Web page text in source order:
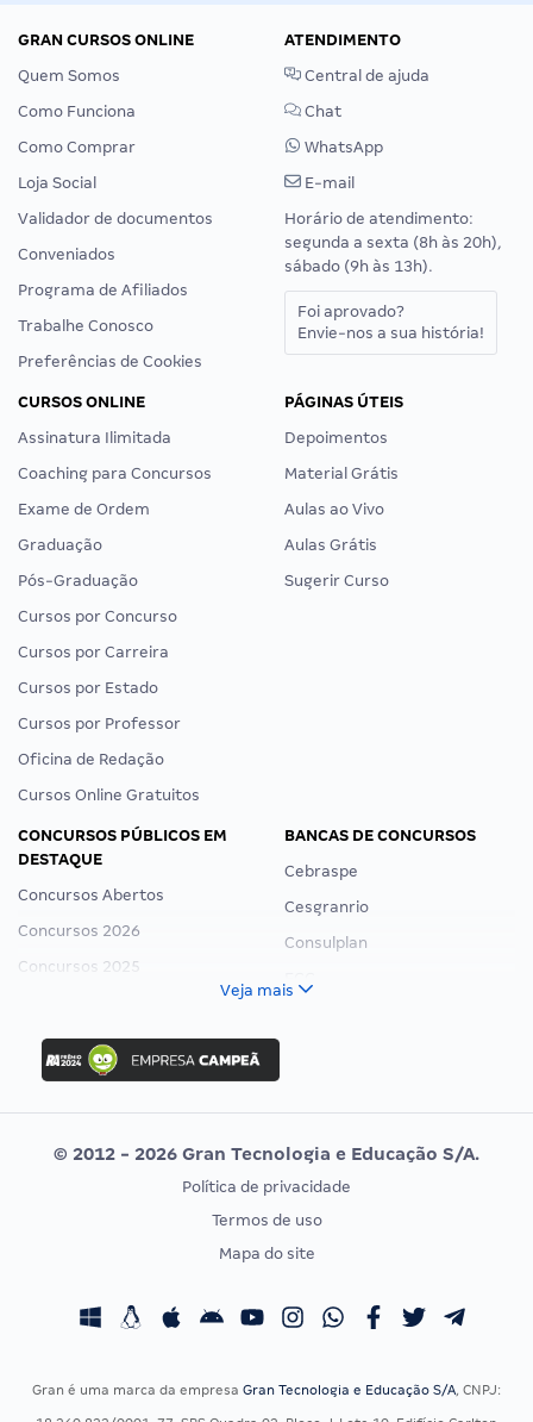
GRAN CURSOS ONLINE
Quem Somos
Como Funciona
Como Comprar
Loja Social
Validador de documentos
Conveniados
Programa de Afiliados
Trabalhe Conosco
Preferências de Cookies
ATENDIMENTO
Central de ajuda
Chat
WhatsApp
E-mail
Horário de atendimento:
segunda a sexta (8h às 20h),
sábado (9h às 13h).
Foi aprovado?
Envie-nos a sua história!
CURSOS ONLINE
Assinatura Ilimitada
Coaching para Concursos
Exame de Ordem
Graduação
Pós-Graduação
Cursos por Concurso
Cursos por Carreira
Cursos por Estado
Cursos por Professor
Oficina de Redação
Cursos Online Gratuitos
PÁGINAS ÚTEIS
Depoimentos
Material Grátis
Aulas ao Vivo
Aulas Grátis
Sugerir Curso
CONCURSOS PÚBLICOS EM
DESTAQUE
Concursos Abertos
Concursos 2026
Concursos 2025
Concurso Nacional Unificado
Concurso Ibama
Concurso MPU
Editais publicados
BANCAS DE CONCURSOS
Cebraspe
Cesgranrio
Consulplan
Vunesp
CONCURSOS POR PROFISSÃO
Concursos Fiscais
EXAME DE ORDEM
Calendário OAB
Veja mais
© 2012 - 2026 Gran Tecnologia e Educação S/A.
Política de privacidade
Termos de uso
Mapa do site
Gran é uma marca da empresa Gran Tecnologia e Educação S/A, CNPJ: